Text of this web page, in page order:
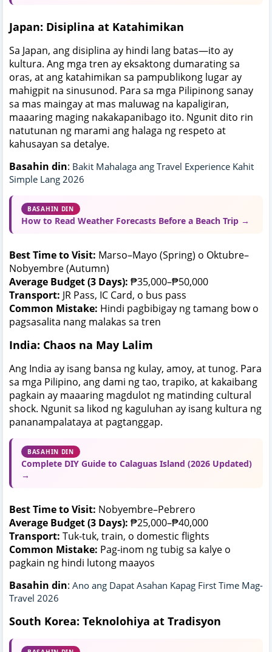
Japan: Disiplina at Katahimikan
Sa Japan, ang disiplina ay hindi lang batas—ito ay
kultura. Ang mga tren ay eksaktong dumarating sa
oras, at ang katahimikan sa pampublikong lugar ay
mahigpit na sinusunod. Para sa mga Pilipinong sanay
sa mas maingay at mas maluwag na kapaligiran,
maaaring maging nakakapanibago ito. Ngunit dito rin
natutunan ng marami ang halaga ng respeto at
kahusayan sa detalye.
Basahin din: Bakit Mahalaga ang Travel Experience Kahit
Simple Lang 2026
BASAHIN DIN
How to Read Weather Forecasts Before a Beach Trip →
Best Time to Visit: Marso–Mayo (Spring) o Oktubre–
Nobyembre (Autumn)
Average Budget (3 Days): ₱35,000–₱50,000
Transport: JR Pass, IC Card, o bus pass
Common Mistake: Hindi pagbibigay ng tamang bow o
pagsasalita nang malakas sa tren
India: Chaos na May Lalim
Ang India ay isang bansa ng kulay, amoy, at tunog. Para
sa mga Pilipino, ang dami ng tao, trapiko, at kakaibang
pagkain ay maaaring magdulot ng matinding cultural
shock. Ngunit sa likod ng kaguluhan ay isang kultura ng
pananampalataya at pagtanggap.
BASAHIN DIN
Complete DIY Guide to Calaguas Island (2026 Updated)
→
Best Time to Visit: Nobyembre–Pebrero
Average Budget (3 Days): ₱25,000–₱40,000
Transport: Tuk-tuk, train, o domestic flights
Common Mistake: Pag-inom ng tubig sa kalye o
pagkain ng hindi lutong maayos
Basahin din: Ano ang Dapat Asahan Kapag First Time Mag-
Travel 2026
South Korea: Teknolohiya at Tradisyon